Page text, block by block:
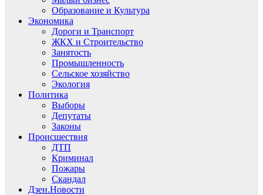
Образование и Культура
Экономика
Дороги и Транспорт
ЖКХ и Строительство
Занятость
Промышленность
Сельское хозяйство
Экология
Политика
Выборы
Депутаты
Законы
Происшествия
ДТП
Криминал
Пожары
Скандал
Дзен.Новости